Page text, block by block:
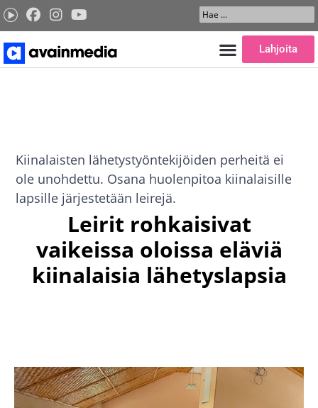
Siirry
sisältöön
Search
...
Lahjoita
Kiinalaisten lähetystyöntekijöiden perheitä ei
ole unohdettu. Osana huolenpitoa kiinalaisille
lapsille järjestetään leirejä.
Leirit rohkaisivat
vaikeissa oloissa eläviä
kiinalaisia lähetyslapsia